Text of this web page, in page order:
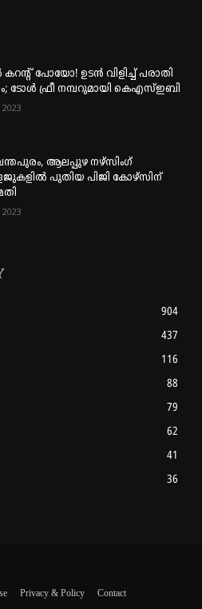
കറന്റ് പോയോ! ഉടന്‍ വിളിച്ച് പരാതി
ടോള്‍ ഫ്രീ നമ്പറുമായി കെഎസ്ഇബി
2023
ആലപ്പുഴ നഴ്‌സിംഗ്
പുതിയ പിജി കോഴ്‌സിന്
2023
904
437
116
88
79
62
41
36
Privacy & Policy Contact